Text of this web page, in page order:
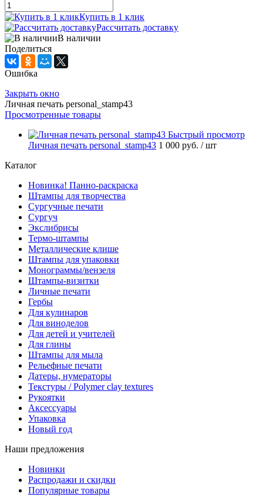
Купить в 1 клик
Рассчитать доставку
В наличии
Поделиться
Ошибка
Закрыть окно
Личная печать personal_stamp43
Просмотренные товары
Быстрый просмотр
Личная печать personal_stamp43 1 000 руб. / шт
Каталог
Новинка! Панно-раскраска
Штампы для творчества
Сургучные печати
Сургуч
Экслибрисы
Термо-штампы
Металлические клише
Штампы для упаковки
Монограммы/вензеля
Штампы-визитки
Личные печати
Гербы
Для кулинаров
Для виноделов
Для детей и учителей
Для глины
Штампы для мыла
Рельефные печати
Датеры, нумераторы
Текстуры / Polymer clay textures
Рукоятки
Аксессуары
Упаковка
Новый год
Наши предложения
Новинки
Распродажи и скидки
Популярные товары